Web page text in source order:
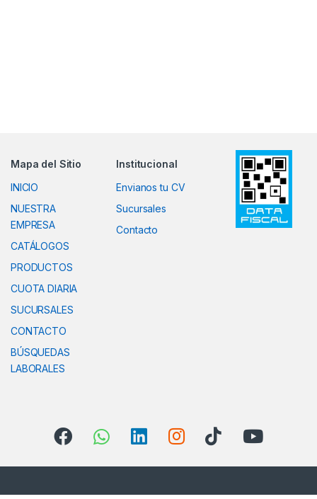
Mapa del Sitio
INICIO
NUESTRA
EMPRESA
CATÁLOGOS
PRODUCTOS
CUOTA DIARIA
SUCURSALES
CONTACTO
BÚSQUEDAS
LABORALES
Institucional
Envianos tu CV
Sucursales
Contacto